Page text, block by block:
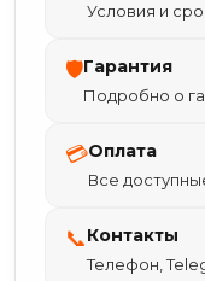
Условия и
🛡Гарантия
Подробно о
💳Оплата
Все
📞Контакты
Телефон,